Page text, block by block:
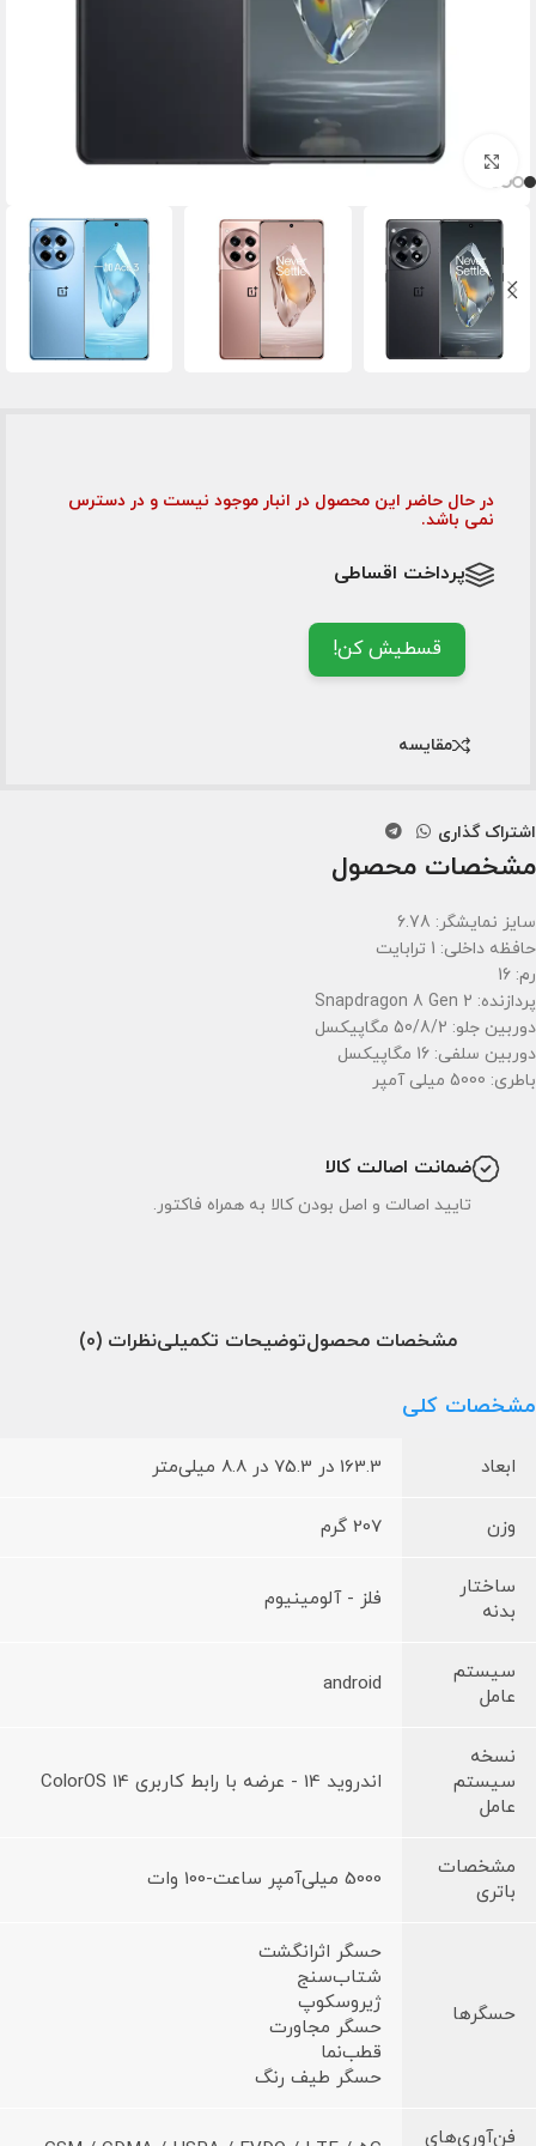
برای بزرگنمایی کلیک کنید
در حال حاضر این محصول در انبار موجود نیست و در دسترس
نمی باشد.
پرداخت اقساطی
قسطیش کن!
مقایسه
اشتراک گذاری
مشخصات محصول
سایز نمایشگر: 6.78
حافظه داخلی: 1 ترابایت
رم: 16
پردازنده: Snapdragon 8 Gen 2
دوربین جلو: 50/8/2 مگاپیکسل
دوربین سلفی: 16 مگاپیکسل
باطری: 5000 میلی آمپر
ضمانت اصالت کالا
تایید اصالت و اصل بودن کالا به همراه فاکتور.
مشخصات محصولتوضیحات تکمیلینظرات (0)
مشخصات کلی
ابعاد 163.3 در 75.3 در 8.8 میلی‌متر
وزن 207 گرم
ساختار
بدنه
فلز - آلومینیوم
سیستم
عامل
android
نسخه
سیستم
عامل
اندروید 14 - عرضه با رابط کاربری ColorOS 14
مشخصات
باتری
5000 میلی‌آمپر ساعت-100 وات
حسگرها
حسگر اثرانگشت
شتاب‌سنج
ژیروسکوپ
حسگر مجاورت
قطب‌نما
حسگر طیف رنگ
فن‌آوری‌های